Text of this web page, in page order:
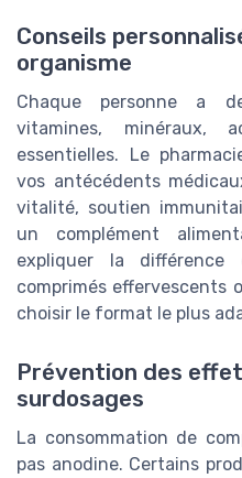
Conseils
organisme
Chaque personne a
vitamines, minéraux,
essentielles. Le
vos antécédents
vitalité, soutien
un complément
expliquer la différence
comprimés effervescents
choisir le format le plus
Prévention des
surdosages
La consommation de
pas anodine. Certains